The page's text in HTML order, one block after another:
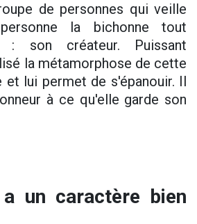
de personnes qui veille
la bichonne tout
: son créateur. Puissant
la métamorphose de cette
lui permet de s'épanouir. Il
à ce qu'elle garde son
un caractère bien